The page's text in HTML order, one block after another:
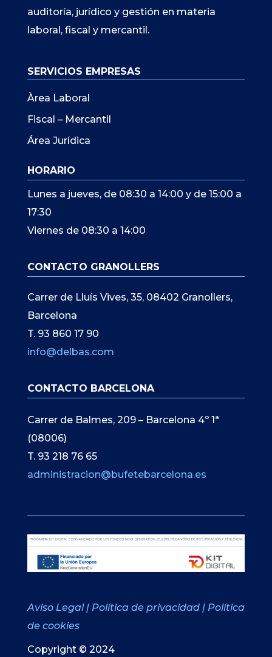
auditoría, jurídico y gestión en materia
laboral, fiscal y mercantil.
SERVICIOS EMPRESAS
Àrea Laboral
Fiscal – Mercantil
Área Jurídica
HORARIO
Lunes a jueves, de 08:30 a 14:00 y de 15:00 a
17:30
Viernes de 08:30 a 14:00
CONTACTO GRANOLLERS
Carrer de Lluís Vives, 35, 08402 Granollers,
Barcelona
T. 93 860 17 90
info@delbas.com
CONTACTO BARCELONA
Carrer de Balmes, 209 – Barcelona 4º 1ª
(08006)
T. 93 218 76 65
administracion@bufetebarcelona.es
Aviso Legal | Política de privacidad | Política
de cookies
Copyright © 2024